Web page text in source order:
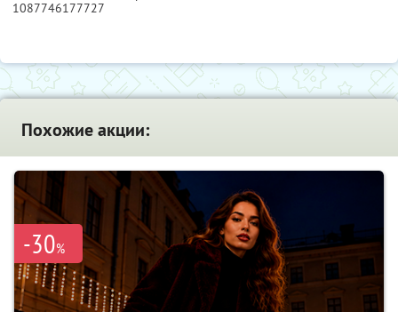
1087746177727
Похожие акции:
-30%